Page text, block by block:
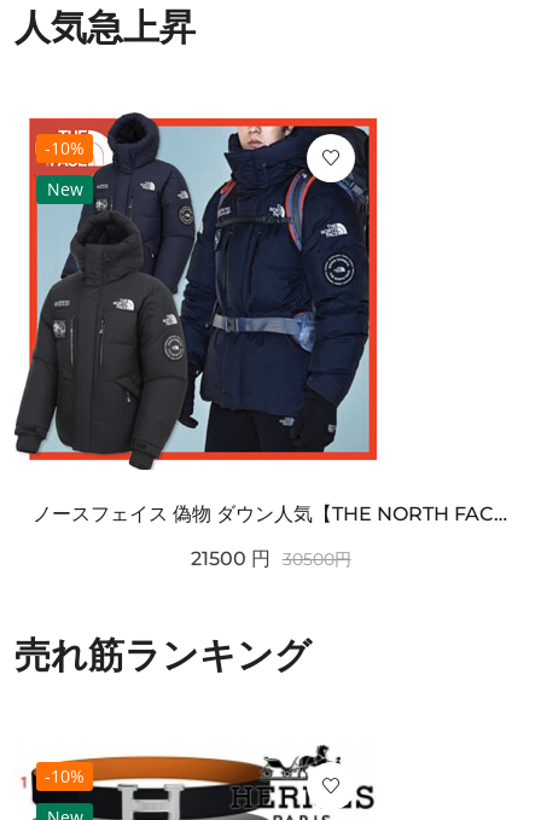
人気急上昇
-10%
New
ノースフェイス 偽物 ダウン人気【THE NORTH FACE】M'S 7 SUMMIT HIM...
21500 円 30500円
売れ筋ランキング
-10%